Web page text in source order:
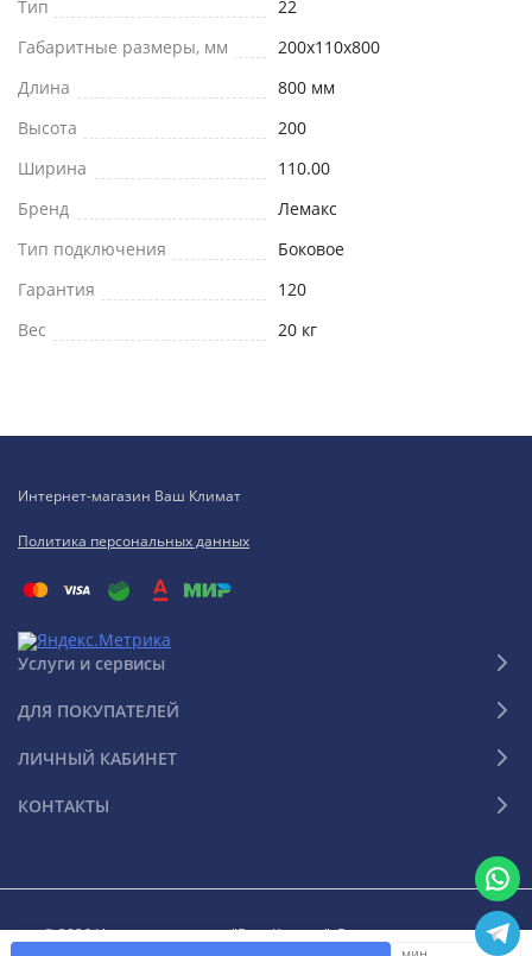
Тип
22
Габаритные размеры, мм
200x110x800
Длина
800 мм
Высота
200
Ширина
110.00
Бренд
Лемакс
Тип подключения
Боковое
Гарантия
120
Вес
20 кг
Интернет-магазин Ваш Климат
Политика персональных данных
Услуги и сервисы
ДЛЯ ПОКУПАТЕЛЕЙ
ЛИЧНЫЙ КАБИНЕТ
КОНТАКТЫ
© 2026 Интернет-магазин "Ваш Климат". Все права защищены